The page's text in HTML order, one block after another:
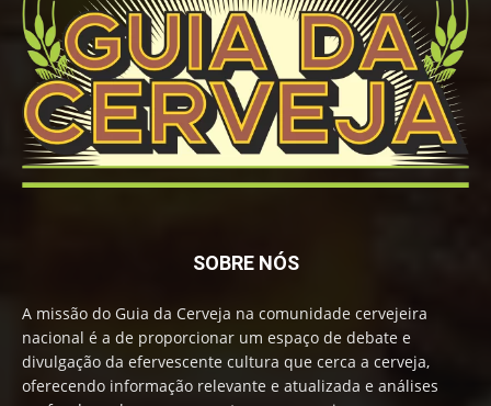
SOBRE NÓS
A missão do Guia da Cerveja na comunidade cervejeira
nacional é a de proporcionar um espaço de debate e
divulgação da efervescente cultura que cerca a cerveja,
oferecendo informação relevante e atualizada e análises